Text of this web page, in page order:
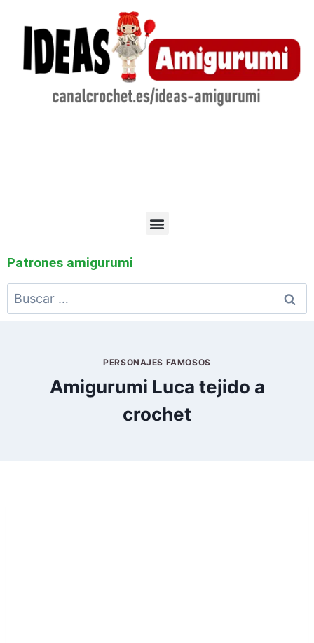
Patrones amigurumi
PERSONAJES FAMOSOS
Amigurumi Luca tejido a
crochet